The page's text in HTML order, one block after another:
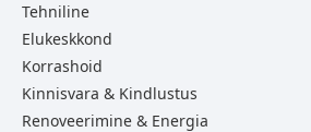
Tehniline
Elukeskkond
Korrashoid
Kinnisvara & Kindlustus
Renoveerimine & Energia